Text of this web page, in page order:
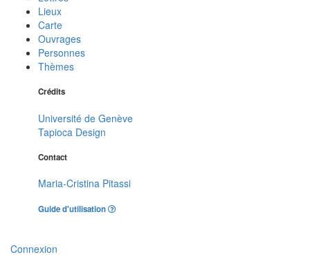
Lieux
Carte
Ouvrages
Personnes
Thèmes
Crédits
Université de Genève
Tapioca Design
Contact
Maria-Cristina Pitassi
Guide d'utilisation
Connexion